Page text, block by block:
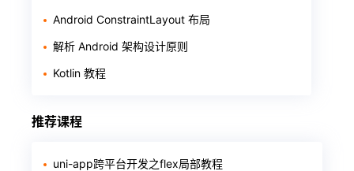
Android ConstraintLayout 布局
解析 Android 架构设计原则
Kotlin 教程
推荐课程
uni-app跨平台开发之flex局部教程